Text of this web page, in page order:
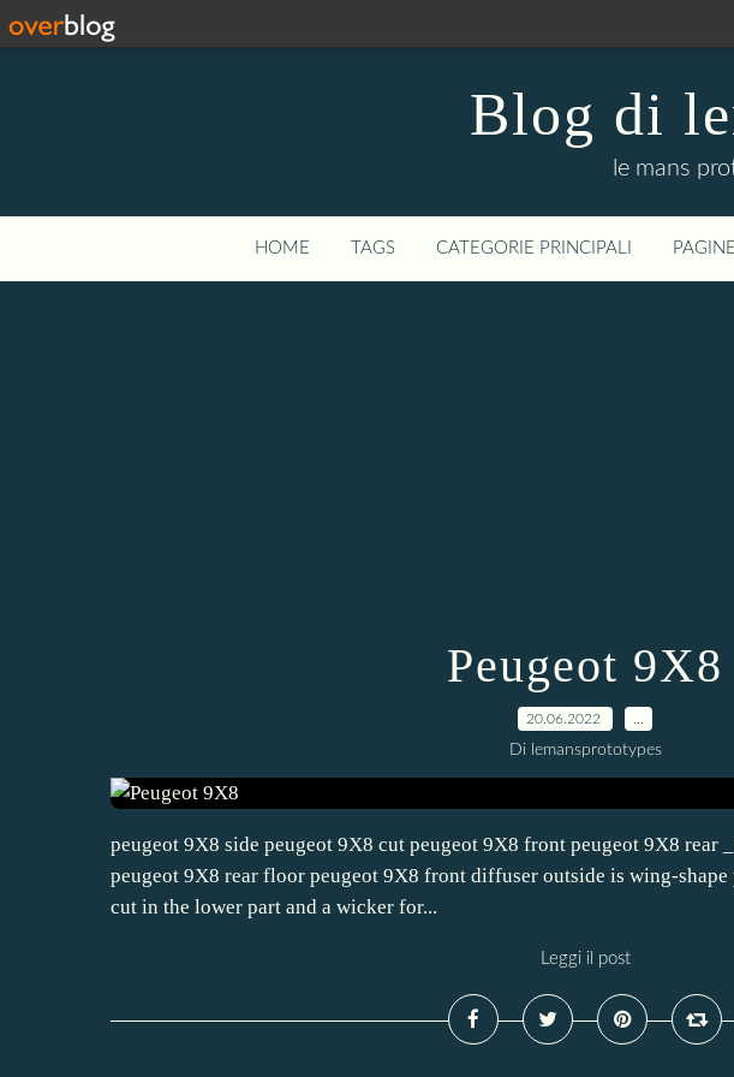
Blog di
le mans
HOME TAGS CATEGORIE PRINCIPALI PAGINE
Peugeot 9X8
20.06.2022
Di lemansprototypes
peugeot 9X8 side peugeot 9X8 cut peugeot 9X8 front peugeot 9X8
peugeot 9X8 rear floor peugeot 9X8 front diffuser outside is wing-
cut in the lower part and a wicker for...
Leggi il post